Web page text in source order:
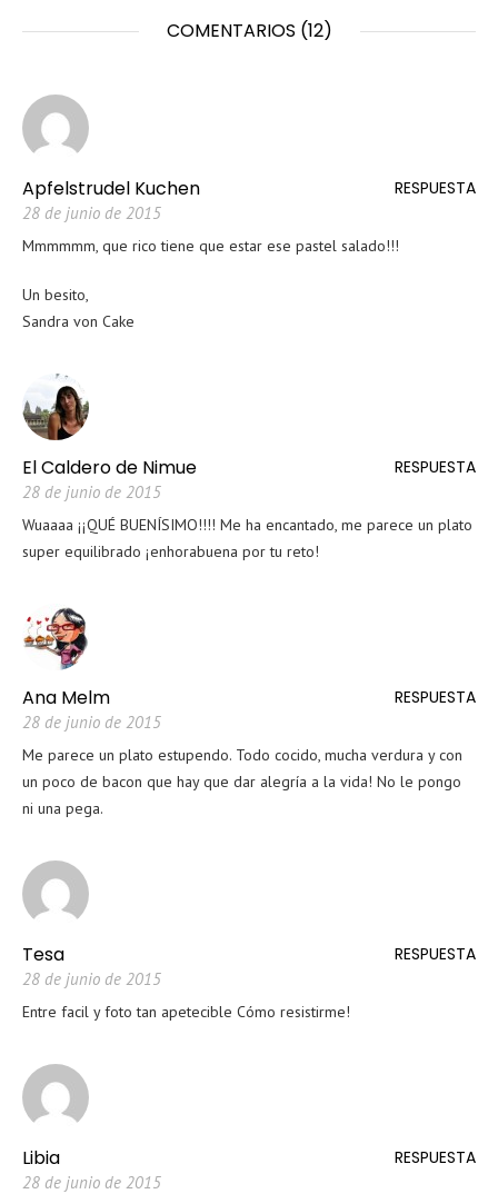
COMENTARIOS (12)
RESPUESTA
Apfelstrudel Kuchen
28 de junio de 2015
Mmmmmm, que rico tiene que estar ese pastel salado!!!
Un besito,
Sandra von Cake
RESPUESTA
El Caldero de Nimue
28 de junio de 2015
Wuaaaa ¡¡QUÉ BUENÍSIMO!!!! Me ha encantado, me parece un plato
super equilibrado ¡enhorabuena por tu reto!
RESPUESTA
Ana Melm
28 de junio de 2015
Me parece un plato estupendo. Todo cocido, mucha verdura y con
un poco de bacon que hay que dar alegría a la vida! No le pongo
ni una pega.
RESPUESTA
Tesa
28 de junio de 2015
Entre facil y foto tan apetecible Cómo resistirme!
RESPUESTA
Libia
28 de junio de 2015